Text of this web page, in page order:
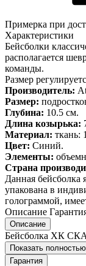
Примерка при
Характеристики
Бейсболки
располагается
команды.
Размер
Производитель:
Размер:
Глубина: 10.5 см.
Длина козырька:
Материал: ткань:
Цвет: Синий.
Элементы:
Страна
Данная бейсболка
упакована в
голограммой,
Описание
Описание
Бейсболка ХК СКА
Показать полностью
Гарантия